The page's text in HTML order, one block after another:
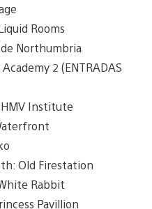
Rooms
Northumbria
2 (ENTRADAS
Institute
Old Firestation
Rabbit
Pavillion